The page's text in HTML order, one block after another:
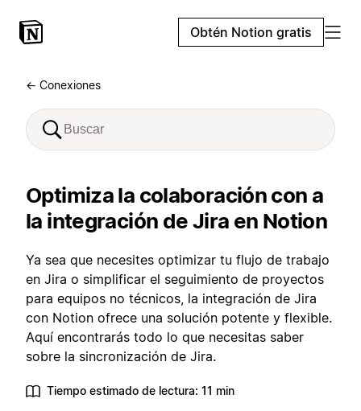
Obtén Notion gratis
← Conexiones
Optimiza la colaboración con a
la integración de Jira en Notion
Ya sea que necesites optimizar tu flujo de trabajo
en Jira o simplificar el seguimiento de proyectos
para equipos no técnicos, la integración de Jira
con Notion ofrece una solución potente y flexible.
Aquí encontrarás todo lo que necesitas saber
sobre la sincronización de Jira.
Tiempo estimado de lectura: 11 min